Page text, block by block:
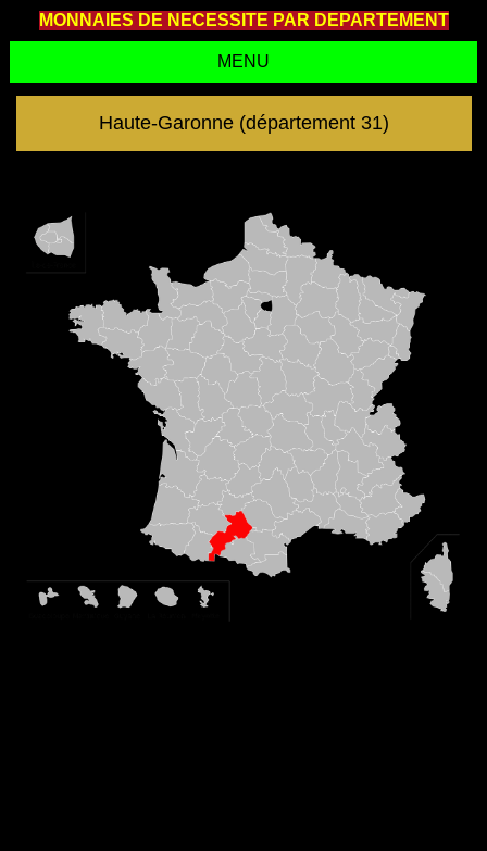
MONNAIES DE NECESSITE PAR DEPARTEMENT
MENU
Haute-Garonne (département 31)